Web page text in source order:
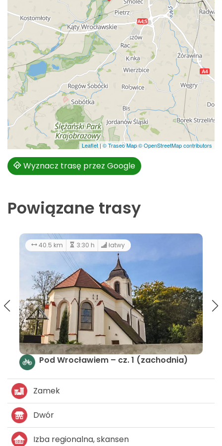
Leaflet | © Traseo Map© OpenStreetMap contributors
Wyznacz trasę przez Google
Powiązane trasy
26.6 km 3:00 h
Rowerowy spacer na łonie natury
Zamek
Dwór
Izba regionalna, skansen